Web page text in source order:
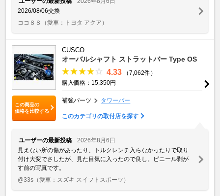
2026/08/06交換
ココ８８
（愛車：トヨタ アクア）
この商品の
価格を比較する
CUSCO
オーバルシャフト ストラットバー Type OS
4.33
（7,062件）
購入価格：15,350円
補強パーツ タワーバー
このカテゴリの取付店を探す
ユーザーの最新投稿
2026年8月6日
見えない所の傷があったり、トルクレンチ入らなかったりで取り
付け大変でさしたが、見た目気に入ったので良し。ビニール剥が
す前の写真です。
@33s （愛車：スズキ スイフトスポーツ）